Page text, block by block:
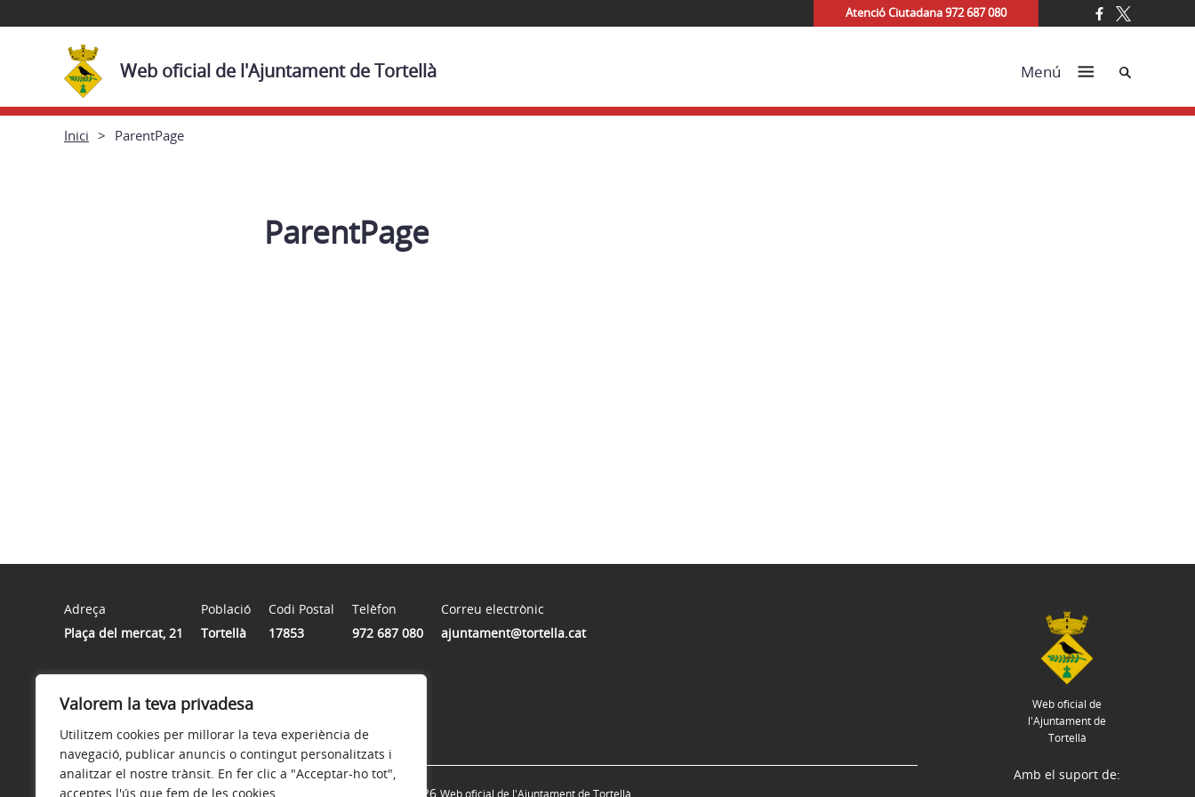
Valorem la teva privadesa
Utilitzem cookies per millorar la teva experiència de
navegació, publicar anuncis o contingut personalitzats i
analitzar el nostre trànsit. En fer clic a "Acceptar-ho tot",
acceptes l'ús que fem de les cookies.
Atenció Ciutadana 972 687 080
Web oficial de l'Ajuntament de Tortellà Menú Cerca
Inici ParentPage
ParentPage
Adreça
Plaça del mercat, 21
Població
Tortellà
Codi Postal
17853
Telèfon
972 687 080
Correu electrònic
ajuntament@tortella.cat
9:00 a 14:00
Web oficial de
l'Ajuntament de
Tortellà
Avís legal Política de privacitat © 2026
Amb el suport de: